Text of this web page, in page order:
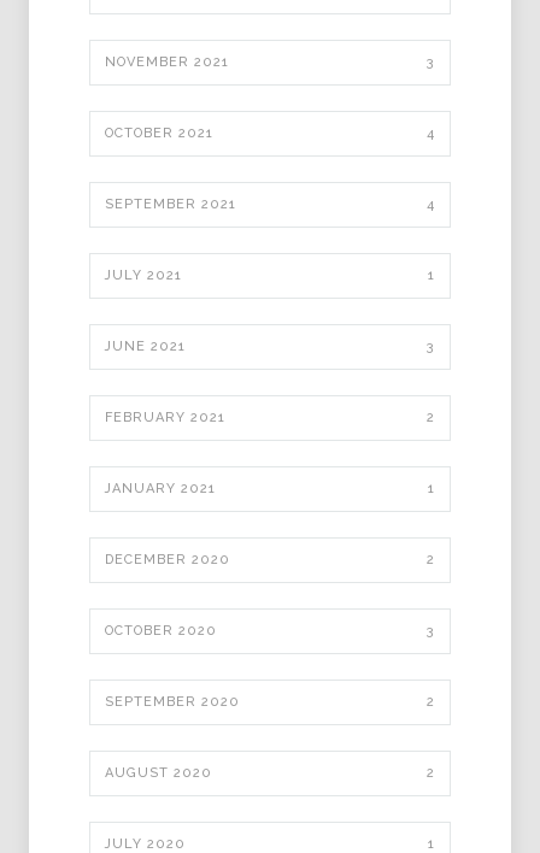
NOVEMBER 2021 3
OCTOBER 2021 4
SEPTEMBER 2021 4
JULY 2021 1
JUNE 2021 3
FEBRUARY 2021 2
JANUARY 2021 1
DECEMBER 2020 2
OCTOBER 2020 3
SEPTEMBER 2020 2
AUGUST 2020 2
JULY 2020 1